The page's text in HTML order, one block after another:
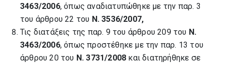
3463/2006, όπως αναδιατυπώθηκε με την παρ. 3
του άρθρου 22 του Ν. 3536/2007,
Τις διατάξεις της παρ. 9 του άρθρου 209 του Ν.
3463/2006, όπως προστέθηκε με την παρ. 13 του
άρθρου 20 του Ν. 3731/2008 και διατηρήθηκε σε